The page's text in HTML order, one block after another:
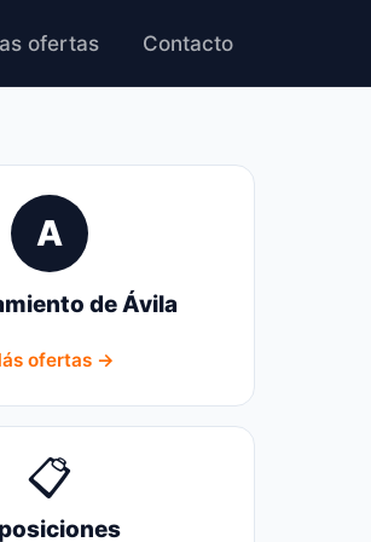
ofertas Contacto
A
de Ávila
ofertas →
📋